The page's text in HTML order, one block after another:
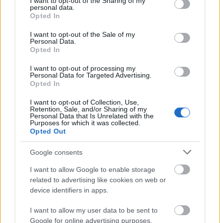
grant or deny consent to Google and its third-party tags to
use your data for below specified purposes in below Google
consent section.
personal data.
Opted In
I want to opt-out of the Sale of my
Personal Data.
Opted In
I want to opt-out of processing my
Personal Data for Targeted Advertising.
Opted In
I want to opt-out of Collection, Use,
Retention, Sale, and/or Sharing of my
Personal Data that Is Unrelated with the
Purposes for which it was collected.
Opted Out
Google consents
I want to allow Google to enable storage
related to advertising like cookies on web or
device identifiers in apps.
I want to allow my user data to be sent to
Google for online advertising purposes.
A tévék piacát is baltával faragják.
közmédia és aTV2 bekebelezése és kitömése után
a hírek szerint Széles GáborEcho Tévéje
Habony
étlapján a következő fogás. A kifogás az oligarcha
ellen: túl sokat kacsint ki a szélsőjobb, vagyis a
Jobbik felé. Majd Árpád megrendszabályozza az
adást.
ATV-vel elég volt kesztyűs kézzel (el)bánni.
Németh Sándor bármire hajlandó volt, hogy a Hit
állami reklám-milliárdok is essenek a tévébe. A
szolíd átfordítás még tart, de aki az egykori nettó-
balos propagandára vágyik, az már ne nagyon